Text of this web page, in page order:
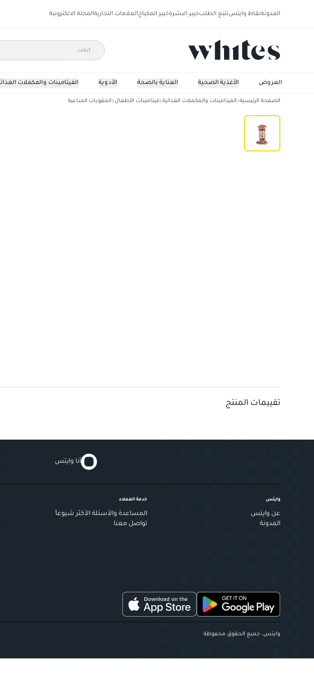
المدونةنقاط وايتستتبع الطلبخبير البشرةخبير المكياجالعلامات التجاريةالمجلة الالكترونية
الفيتامينات والمكملات الأدوية العناية بالصحة الأغذية الصحية العروض
الصفحة الرئيسية الفيتامينات والمكملات الغذائية فيتامينات الأطفال المقويات المناعية
تقييمات المنتج
أنا وايتس
وايتس
عن وايتس
المدونة
خدمة العملاء
المساعدة والأسئلة الأكثر شيوعاً
تواصل معنا
وايتس، جميع الحقوق محفوظة